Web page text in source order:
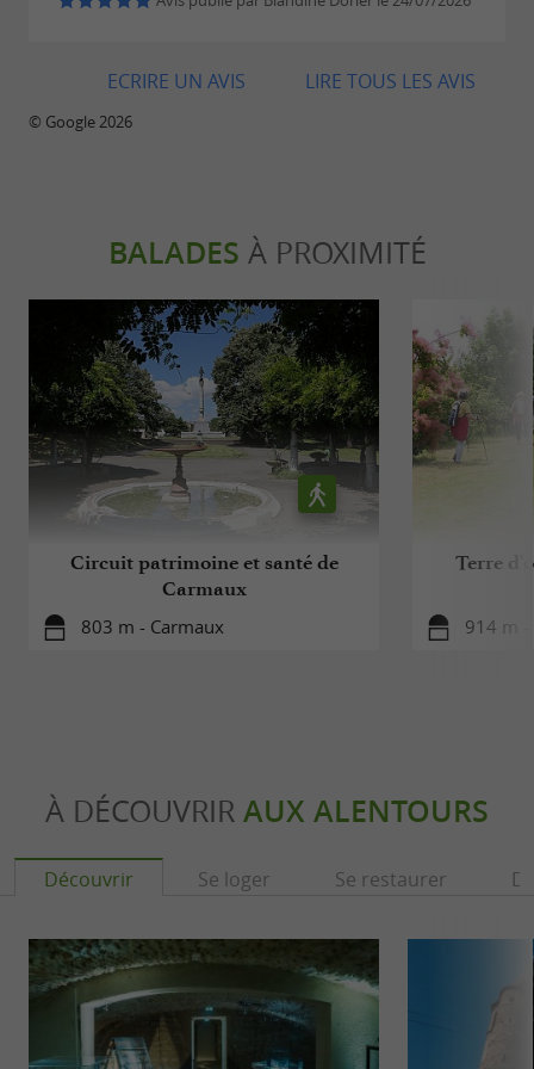
LIRE TOUS LES AVIS
ECRIRE UN AVIS
© Google 2026
BALADES À PROXIMITÉ
Circuit patrimoine et santé de
Carmaux
803 m - Carmaux
Terre
914 m -
À DÉCOUVRIR AUX ALENTOURS
Découvrir Se loger Se restaurer